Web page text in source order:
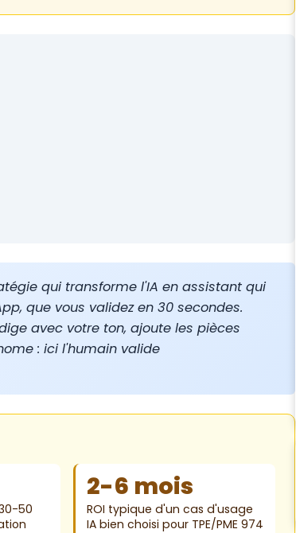
qui transforme l'IA en assistant qui
que vous validez en 30 secondes.
avec votre ton, ajoute les pièces
: ici l'humain valide
50
2-6 mois
ROI typique d'un cas d'usage
IA bien choisi pour TPE/PME 974